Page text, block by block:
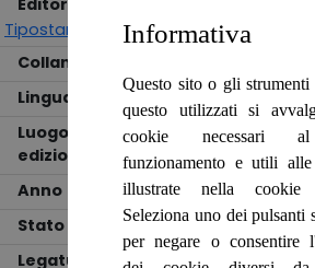
Tipostampa Bolognese
Collana
Lingua
ITALIANO
Luogo
edizione
BOLOGNA
Anno
1980
Stato
DISCRETO
Legatura
BROSSURA
Informativa
Questo sito o gli strumenti
questo utilizzati si
cookie necessari
funzionamento e utili
illustrate nella cookie
Seleziona uno dei pulsanti
per negare o consentire